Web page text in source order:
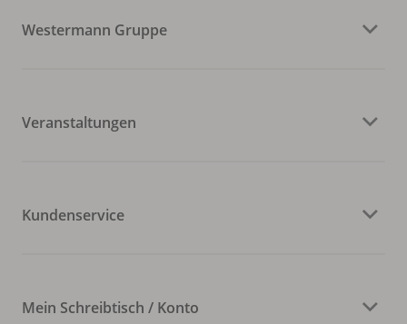
Westermann Gruppe
Veranstaltungen
Kundenservice
Mein Schreibtisch / Konto